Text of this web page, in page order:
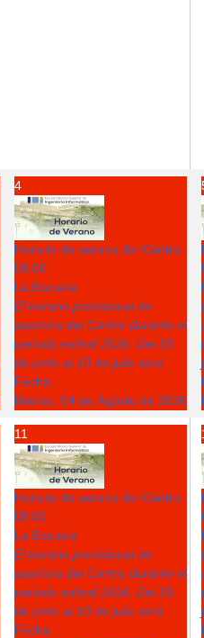
4
Horario de verano del Centro
08:00
La Escuela
El horario provisional de
apertura del Centro durante el
periodo estival 2026: Del 15
de junio al 10 de julio será
Fecha :
Martes, 04 de Agosto de 2026
11
Horario de verano del Centro
08:00
La Escuela
El horario provisional de
apertura del Centro durante el
periodo estival 2026: Del 15
de junio al 10 de julio será
Fecha :